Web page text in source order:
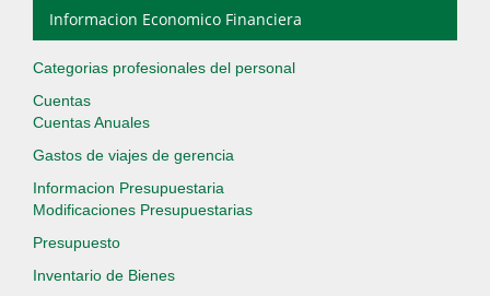
Informacion Economico Financiera
Categorias profesionales del personal
Cuentas
Cuentas Anuales
Gastos de viajes de gerencia
Informacion Presupuestaria
Modificaciones Presupuestarias
Presupuesto
Inventario de Bienes